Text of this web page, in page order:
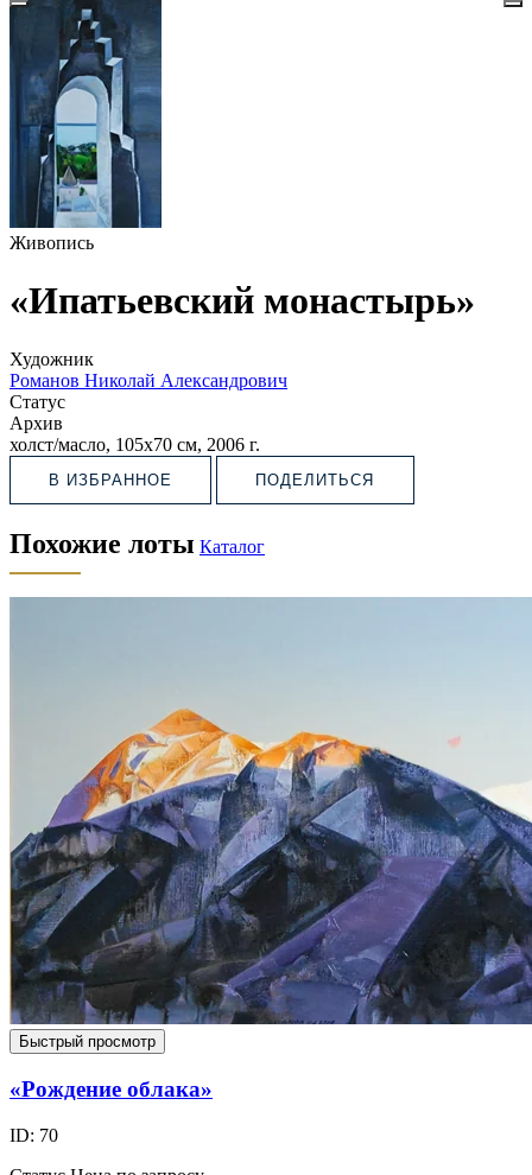
Живопись
«Ипатьевский монастырь»
Художник
Романов Николай Александрович
Статус
Архив
холст/масло, 105х70 см, 2006 г.
В ИЗБРАННОЕ ПОДЕЛИТЬСЯ
Похожие лоты Каталог
Быстрый просмотр
«Рождение облака»
ID: 70